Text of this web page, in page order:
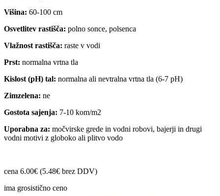
Višina: 60-100 cm
Osvetlitev rastišča: polno sonce, polsenca
Vlažnost rastišča: raste v vodi
Prst: normalna vrtna tla
Kislost (pH) tal: normalna ali nevtralna vrtna tla (6-7 pH)
Zimzelena: ne
Gostota sajenja: 7-10 kom/m2
Uporabna za: močvirske grede in vodni robovi, bajerji in drugi
vodni motivi z globoko ali plitvo vodo
cena 6.00€ (5.48€ brez DDV)
ima grosistično ceno